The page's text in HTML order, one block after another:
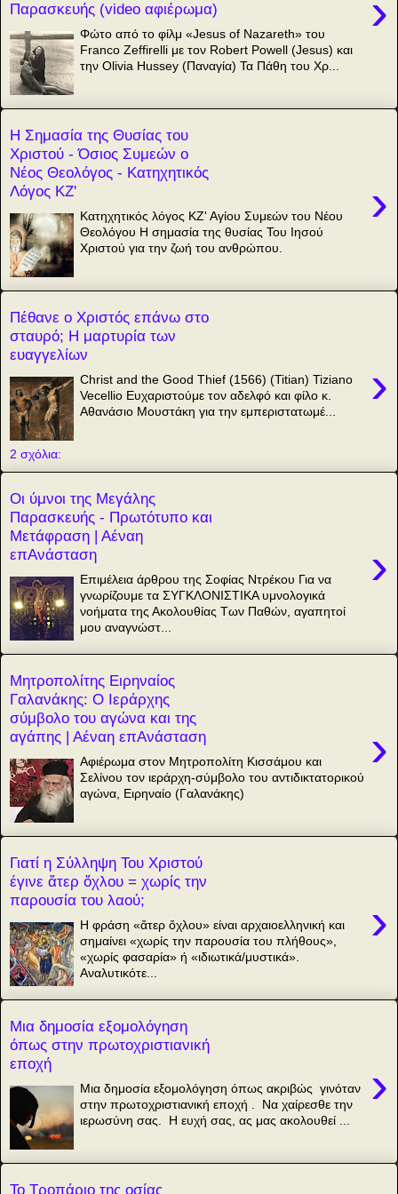
Παρασκευής (video αφιέρωμα)
Φώτο από το φίλμ «Jesus of Nazareth» του
Franco Zeffirelli με τον Robert Powell (Jesus) και
την Olivia Hussey (Παναγία) Τα Πάθη του Χρ...
Η Σημασία της Θυσίας του
Χριστού - Όσιος Συμεών ο
Νέος Θεολόγος - Κατηχητικός
Λόγος ΚΖ'
›
Κατηχητικός λόγος ΚΖ' Αγίου Συμεών του Νέου
Θεολόγου Η σημασία της θυσίας Του Ιησού
Χριστού για την ζωή του ανθρώπου.
Πέθανε ο Χριστός επάνω στο
σταυρό; Η μαρτυρία των
ευαγγελίων
›
Christ and the Good Thief (1566) (Titian) Tiziano
Vecellio Ευχαριστούμε τον αδελφό και φίλο κ.
Αθανάσιο Μουστάκη για την εμπεριστατωμέ...
2 σχόλια:
Οι ύμνοι της Μεγάλης
Παρασκευής - Πρωτότυπο και
Μετάφραση | Αέναη
επΑνάσταση
›
Επιμέλεια άρθρου της Σοφίας Ντρέκου Για να
γνωρίζουμε τα ΣΥΓΚΛΟΝΙΣΤΙΚΑ υμνολογικά
νοήματα της Ακολουθίας Των Παθών, αγαπητοί
μου αναγνώστ...
Μητροπολίτης Ειρηναίος
Γαλανάκης: Ο Ιεράρχης
σύμβολο του αγώνα και της
αγάπης | Αέναη επΑνάσταση
›
Αφιέρωμα στον Μητροπολίτη Κισσάμου και
Σελίνου τον ιεράρχη-σύμβολο του αντιδικτατορικού
αγώνα, Ειρηναίο (Γαλανάκης)
Γιατί η Σύλληψη Του Χριστού
έγινε ἄτερ ὄχλου = χωρίς την
παρουσία του λαού;
›
Η φράση «ἄτερ ὄχλου» είναι αρχαιοελληνική και
σημαίνει «χωρίς την παρουσία του πλήθους»,
«χωρίς φασαρία» ή «ιδιωτικά/μυστικά».
Αναλυτικότε...
Μια δημοσία εξομολόγηση
όπως στην πρωτοχριστιανική
εποχή
›
Μια δημοσία εξομολόγηση όπως ακριβώς γινόταν
στην πρωτοχριστιανική εποχή . Να χαίρεσθε την
ιερωσύνη σας. Η ευχή σας, ας μας ακολουθεί ...
Το Τροπάριο της οσίας